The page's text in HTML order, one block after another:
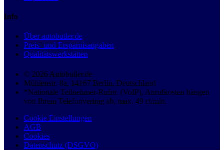
Info
Über autobutler.de
Preis- und Ersparnisangaben
Qualitätswerkstätten
© 2026 Autobutler.de
Mühlenstr. 8a, 14167 Berlin, Deutschland
*Nationale Teilnehmer-Rufnr. (VoIP), Anrufkosten hängen
von Ihrem Telefonvertrag ab, max. 49 ct/min.
Cookie Einstellungen
AGB
Cookies
Datenschutz (DSGVO)